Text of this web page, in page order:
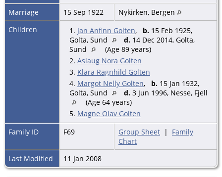
Marriage
15 Sep 1922
Nykirken, Bergen
Children
1. Jan Anfinn Golten, b. 15 Feb 1925,
Golta, Sund
d. 14 Dec 2014, Golta,
Sund
(Age 89 years)
2. Aslaug Nora Golten
3. Klara Ragnhild Golten
4. Margot Nelly Golten, b. 15 Jan 1932,
Golta, Sund
d. 3 Jun 1996, Nesse, Fjell
(Age 64 years)
5. Magne Olav Golten
Family ID
F69 Group Sheet | Family
Chart
Last Modified
11 Jan 2008